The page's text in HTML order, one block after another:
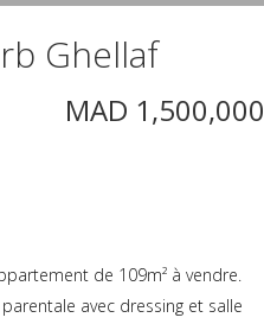
Ghellaf
MAD 1,500,000
de 109m² à vendre.
avec dressing et salle